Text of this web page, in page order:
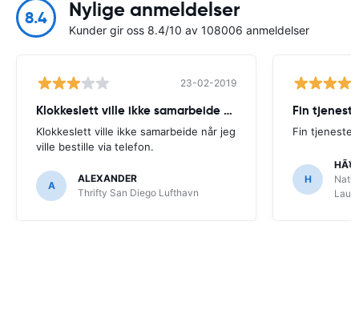
8.4 Nylige anmeldelser
Kunder gir oss 8.4/10 av 108006 anmeldelser
23-02-2019
Klokkeslett ville ikke samarbeide når
Klokkeslett ville ikke samarbeide når jeg
ville bestille via telefon.
A
ALEXANDER
Thrifty San Diego Lufthavn
Fin
Fin tjeneste
H